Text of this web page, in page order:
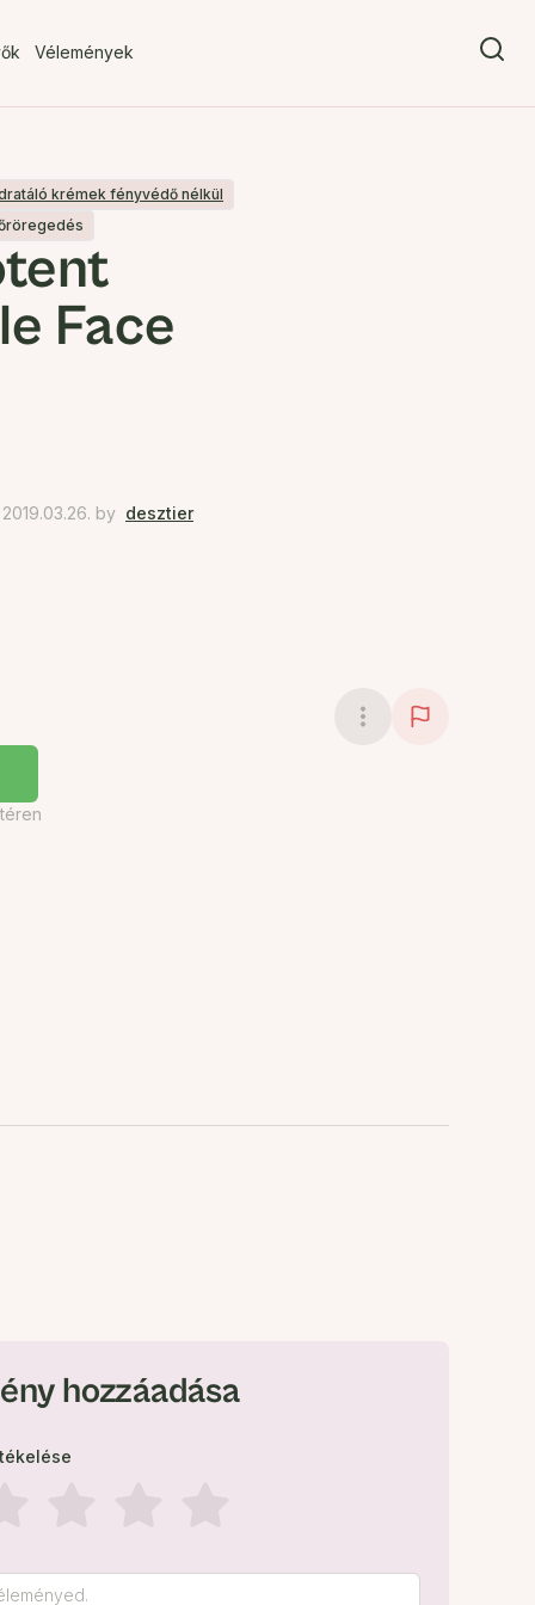
Vélemények
krémek fényvédő nélkül
Face
by desztier
hozzáadása